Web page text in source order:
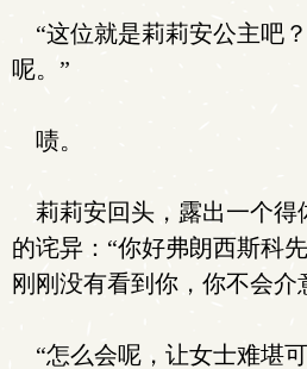
“这位就是莉莉安公主吧
呢。”
啧。
莉莉安回头，露出一个得
的诧异：“你好弗朗西斯科
刚刚没有看到你，你不会介
“怎么会呢，让女士难堪